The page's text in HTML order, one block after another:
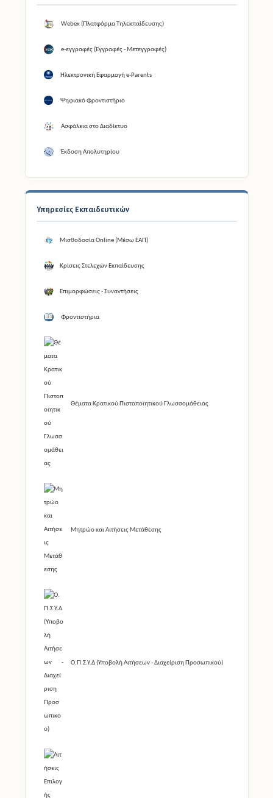
Webex (Πλατφόρμα Τηλεκπαίδευσης)
e-εγγραφές (Εγγραφές - Μετεγγραφές)
Ηλεκτρονική Εφαρμογή e-Parents
Ψηφιακό Φροντιστήριο
Ασφάλεια στο Διαδίκτυο
Έκδοση Απολυτηρίου
Υπηρεσίες Εκπαιδευτικών
Μισθοδοσία Online (Μέσω ΕΑΠ)
Κρίσεις Στελεχών Εκπαίδευσης
Επιμορφώσεις - Συναντήσεις
Φροντιστήρια
Θέματα Κρατικού Πιστοποιητικού Γλωσσομάθειας
Μητρώο και Αιτήσεις Μετάθεσης
Ο.Π.Σ.Υ.Δ (Υποβολή Αιτήσεων - Διαχείριση Προσωπικού)